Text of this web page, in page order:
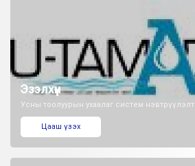
Эзэлхүүн
Усны тоолуурын ухаалаг систем нэвтрүүлэлт
Цааш үзэх